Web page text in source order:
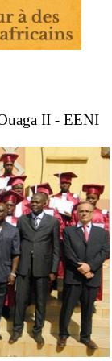
au
au Mali.
de l’Afrique
et
ZMAO (Zone
le commerce
direct
de la région
hommes
II - EENI